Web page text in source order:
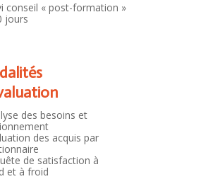
conseil « post-formation »
jours
des besoins et
des acquis par
de satisfaction à
et à froid